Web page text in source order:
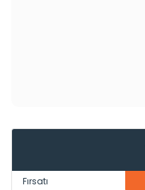
Fırsatı